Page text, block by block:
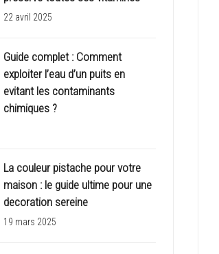
22 avril 2025
Guide complet : Comment
exploiter l’eau d’un puits en
evitant les contaminants
chimiques ?
La couleur pistache pour votre
maison : le guide ultime pour une
decoration sereine
19 mars 2025